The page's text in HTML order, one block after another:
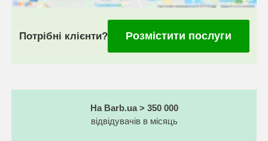
Потрібні клієнти? Розмістити послуги
На Barb.ua > 350 000
відвідувачів в місяць